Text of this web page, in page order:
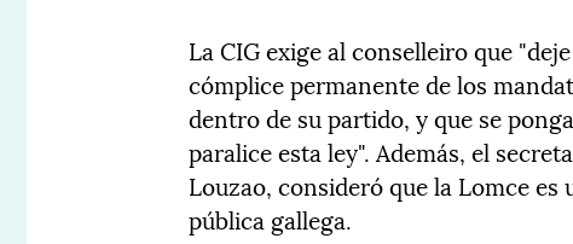
La CIG exige al conselleiro que
cómplice permanente de los
dentro de su partido, y que se
paralice esta ley". Además, el
Louzao, consideró que la Lomce
pública gallega.